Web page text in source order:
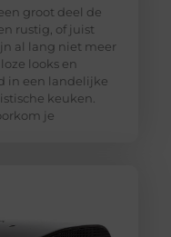
groot deel de
rustig, of juist
al lang niet meer
looks en
in een landelijke
keuken.
je